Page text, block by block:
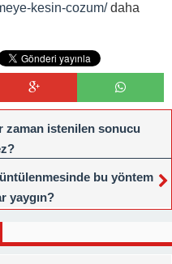
kesin-cozum/daha
zaman istenilen sonucu
bu yöntem
yaygın?